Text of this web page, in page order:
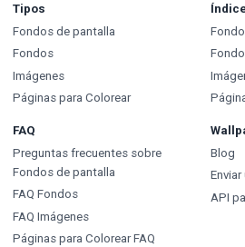
Tipos
Fondos de pantalla
Fondos
Imágenes
Páginas para Colorear
FAQ
Preguntas frecuentes sobre
Fondos de pantalla
FAQ Fondos
FAQ Imágenes
Páginas para Colorear FAQ
Blog
API